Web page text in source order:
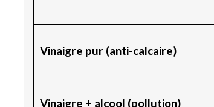
Vinaigre pur (anti-calcaire)
Vinaigre + alcool (pollution)